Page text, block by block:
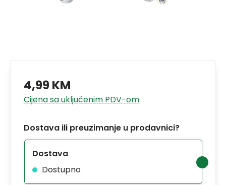
4,99 KM
Cijena sa uključenim PDV-om
Dostava ili preuzimanje u prodavnici?
Dostava
Dostupno